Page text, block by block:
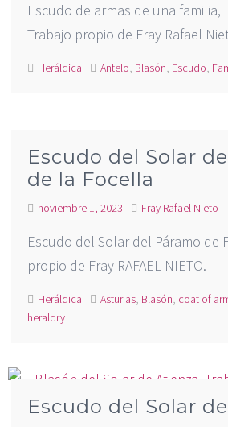
Escudo de armas de una familia,
Trabajo propio de Fray Rafael
Heráldica Antelo, Blasón, Escudo,
Escudo del Solar
de la Focella
noviembre 1, 2023 Fray Rafael Nieto
Escudo del Solar del Páramo de
propio de Fray RAFAEL NIETO.
Heráldica Asturias, Blasón, coat of
heraldry
Escudo del Solar